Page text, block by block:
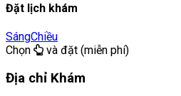
Đặt lịch khám
SángChiều
Chọn
và đặt (miễn phí)
Địa chỉ Khám